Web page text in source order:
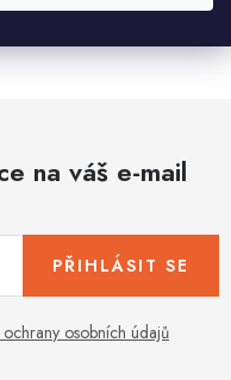
na váš e-mail
osobních údajů
PŘIHLÁSIT SE